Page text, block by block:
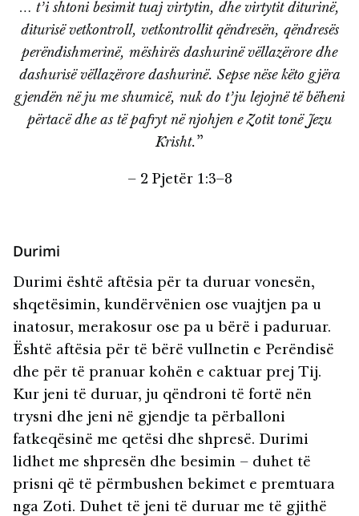
… t’i shtoni besimit tuaj virtytin, dhe virtytit diturinë,
diturisë vetkontroll, vetkontrollit qëndresën, qëndresës
perëndishmerinë, mëshirës dashurinë vëllazërore dhe
dashurisë vëllazërore dashurinë. Sepse nëse këto gjëra
gjendën në ju me shumicë, nuk do t’ju lejojnë të bëheni
përtacë dhe as të pafryt në njohjen e Zotit tonë Jezu
Krisht.”
– 2 Pjetër 1:3–8
Durimi
Durimi është aftësia për ta duruar vonesën,
shqetësimin, kundërvënien ose vuajtjen pa u
inatosur, merakosur ose pa u bërë i paduruar.
Është aftësia për të bërë vullnetin e Perëndisë
dhe për të pranuar kohën e caktuar prej Tij.
Kur jeni të duruar, ju qëndroni të fortë nën
trysni dhe jeni në gjendje ta përballoni
fatkeqësinë me qetësi dhe shpresë. Durimi
lidhet me shpresën dhe besimin – duhet të
prisni që të përmbushen bekimet e premtuara
nga Zoti. Duhet të jeni të duruar me të gjithë